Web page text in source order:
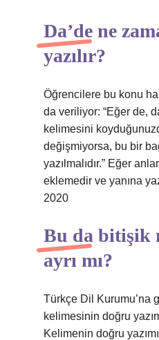
Da’de ne
yazılır?
Öğrencilere bu konu
da veriliyor: “Eğer de,
kelimesini
değişmiyorsa, bu bir
yazılmalıdır.” Eğer
eklemedir ve yanına
2020
Bu da bitişik
ayrı mı?
Türkçe Dil Kurumu’na
kelimesinin doğru
Kelimenin doğru